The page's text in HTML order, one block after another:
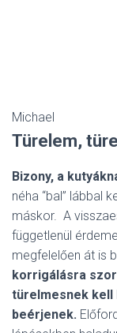
Michael
Türelem,
Bizony, a
néha “bal” lábbal
máskor. A
függetlenül
megfelelően át is
korrigálásra
türelmesnek kell
beérjenek.